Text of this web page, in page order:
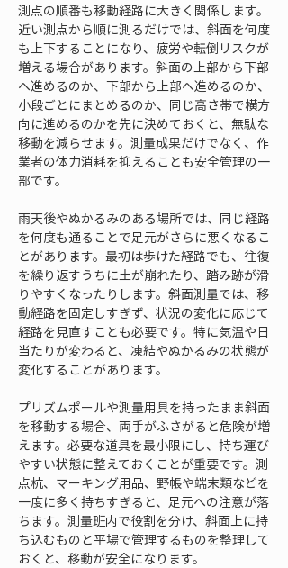
測点の順番も移動経路に大きく関係します。
近い測点から順に測るだけでは、斜面を何度
も上下することになり、疲労や転倒リスクが
増える場合があります。斜面の上部から下部
へ進めるのか、下部から上部へ進めるのか、
小段ごとにまとめるのか、同じ高さ帯で横方
向に進めるのかを先に決めておくと、無駄な
移動を減らせます。測量成果だけでなく、作
業者の体力消耗を抑えることも安全管理の一
部です。
雨天後やぬかるみのある場所では、同じ経路
を何度も通ることで足元がさらに悪くなるこ
とがあります。最初は歩けた経路でも、往復
を繰り返すうちに土が崩れたり、踏み跡が滑
りやすくなったりします。斜面測量では、移
動経路を固定しすぎず、状況の変化に応じて
経路を見直すことも必要です。特に気温や日
当たりが変わると、凍結やぬかるみの状態が
変化することがあります。
プリズムポールや測量用具を持ったまま斜面
を移動する場合、両手がふさがると危険が増
えます。必要な道具を最小限にし、持ち運び
やすい状態に整えておくことが重要です。測
点杭、マーキング用品、野帳や端末類などを
一度に多く持ちすぎると、足元への注意が落
ちます。測量班内で役割を分け、斜面上に持
ち込むものと平場で管理するものを整理して
おくと、移動が安全になります。